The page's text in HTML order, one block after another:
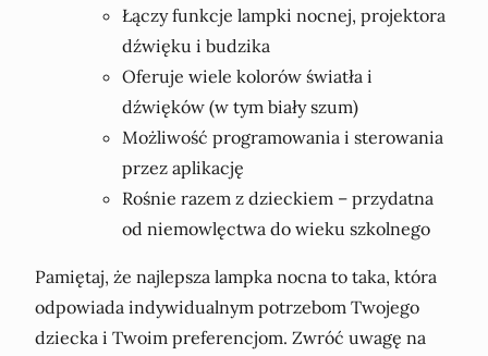
Łączy funkcje lampki nocnej, projektora
dźwięku i budzika
Oferuje wiele kolorów światła i
dźwięków (w tym biały szum)
Możliwość programowania i sterowania
przez aplikację
Rośnie razem z dzieckiem – przydatna
od niemowlęctwa do wieku szkolnego
Pamiętaj, że najlepsza lampka nocna to taka, która
odpowiada indywidualnym potrzebom Twojego
dziecka i Twoim preferencjom. Zwróć uwagę na